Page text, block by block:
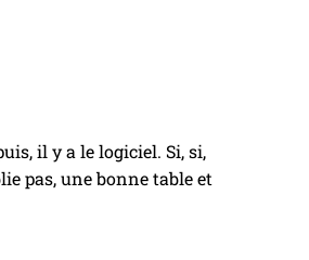
il y a le logiciel. Si, si,
pas, une bonne table et